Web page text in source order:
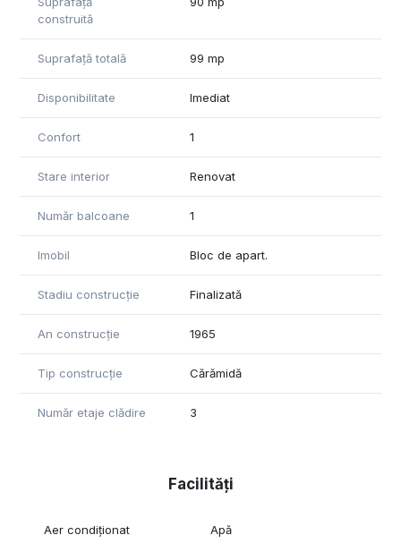
construită
Suprafață totală 99 mp
Disponibilitate Imediat
Confort 1
Stare interior Renovat
Număr balcoane 1
Imobil Bloc de apart.
Stadiu construcție Finalizată
An construcție 1965
Tip construcție Cărămidă
Număr etaje clădire 3
Facilități
Aer condiționat Apă